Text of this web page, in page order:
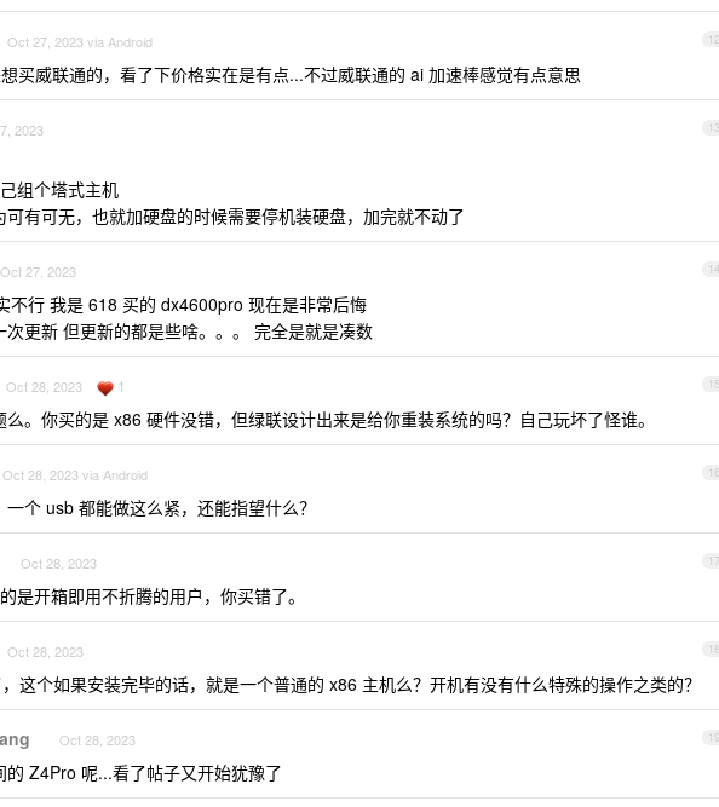
12
Oct 27, 2023 via Android
买威联通的，看了下价格实在是有点...不过威联通的 ai 加速棒感觉有点意思
13
2023
组个塔式主机
可有可无，也就加硬盘的时候需要停机装硬盘，加完就不动了
14
Oct 27, 2023
不行 我是 618 买的 dx4600pro 现在是非常后悔
次更新 但更新的都是些啥。。。 完全是就是凑数
15
Oct 28, 2023 1
。你买的是 x86 硬件没错，但绿联设计出来是给你重装系统的吗？自己玩坏了怪谁。
16
Oct 28, 2023 via Android
个 usb 都能做这么紧，还能指望什么？
17
Oct 28, 2023
是开箱即用不折腾的用户，你买错了。
18
Oct 28, 2023
这个如果安装完毕的话，就是一个普通的 x86 主机么？开机有没有什么特殊的操作之类的？
19
Oct 28, 2023
的 Z4Pro 呢...看了帖子又开始犹豫了